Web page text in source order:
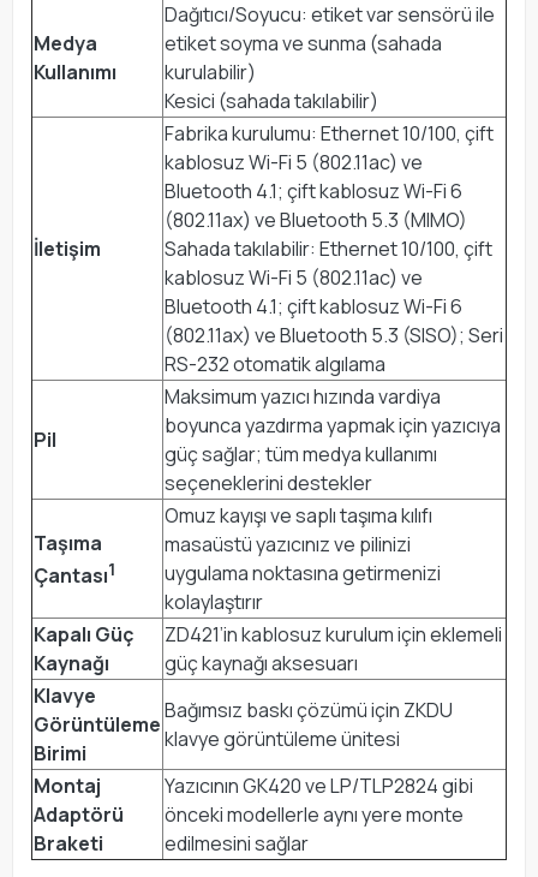
Medya
Kullanımı
Dağıtıcı/Soyucu: etiket var sensörü ile
etiket soyma ve sunma (sahada
kurulabilir)
Kesici (sahada takılabilir)
İletişim
Fabrika kurulumu: Ethernet 10/100, çift
kablosuz Wi-Fi 5 (802.11ac) ve
Bluetooth 4.1; çift kablosuz Wi-Fi 6
(802.11ax) ve Bluetooth 5.3 (MIMO)
Sahada takılabilir: Ethernet 10/100, çift
kablosuz Wi-Fi 5 (802.11ac) ve
Bluetooth 4.1; çift kablosuz Wi-Fi 6
(802.11ax) ve Bluetooth 5.3 (SISO); Seri
RS-232 otomatik algılama
Pil
Maksimum yazıcı hızında vardiya
boyunca yazdırma yapmak için yazıcıya
güç sağlar; tüm medya kullanımı
seçeneklerini destekler
Taşıma
Çantası1
Omuz kayışı ve saplı taşıma kılıfı
masaüstü yazıcınız ve pilinizi
uygulama noktasına getirmenizi
kolaylaştırır
Kapalı Güç
Kaynağı
ZD421’in kablosuz kurulum için eklemeli
güç kaynağı aksesuarı
Klavye
Görüntüleme
Birimi
Bağımsız baskı çözümü için ZKDU
klavye görüntüleme ünitesi
Montaj
Adaptörü
Braketi
Yazıcının GK420 ve LP/TLP2824 gibi
önceki modellerle aynı yere monte
edilmesini sağlar